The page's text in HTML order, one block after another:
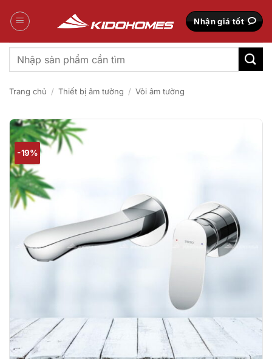
qua
Nhận giá tốt
Tìm
kiếm:
Trang chủ / Thiết bị âm tường / Vòi âm tường
-19%